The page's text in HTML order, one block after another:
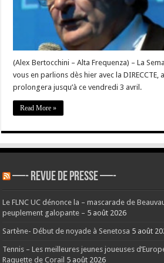
(Alex Bertocchini – Alta Frequenza) – La
vous en parlions dès hier avec la DIRECCTE,
prolongera jusqu’à ce vendredi 3 avril.
Read More »
—- REVUE DE PRESSE —-
Le FLNC UC dénonce la – mascarade de
peuplement galopante – 5 août 2026
Sartène- Début de noyade à Senetosa 5 août
Tennis – Les meilleures jeunes joueuses
Raquette de Corail 5 août 2026